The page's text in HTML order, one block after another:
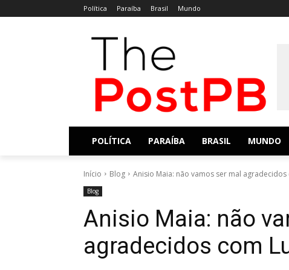
Política Paraíba Brasil Mundo
POLÍTICA PARAÍBA BRASIL MUNDO
Início Blog Anisio Maia: não vamos ser mal agradecidos
Blog
Anisio Maia: não
agradecidos com